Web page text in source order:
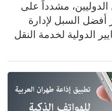
مشدداً على
أفضل السبل لإدارة
الدولية لخدمة النقل